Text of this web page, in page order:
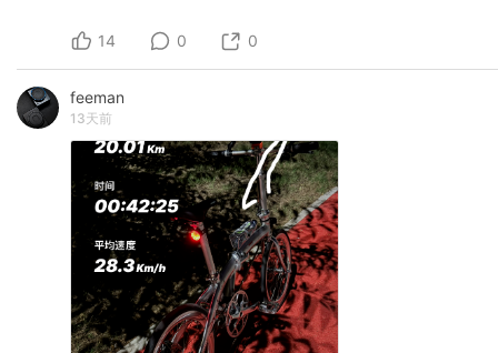
14 0 0
feeman
13天前